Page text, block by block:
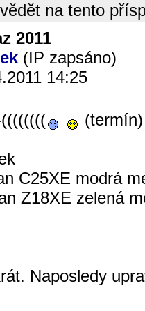
na tento
2011
(IP zapsáno)
14:25
(termín)
C25XE modrá
Z18XE zelená
Naposledy